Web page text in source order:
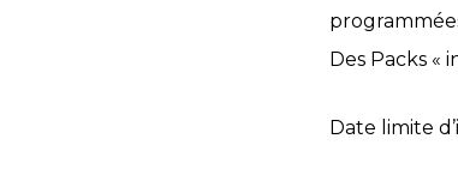
Des Packs «
Date limite